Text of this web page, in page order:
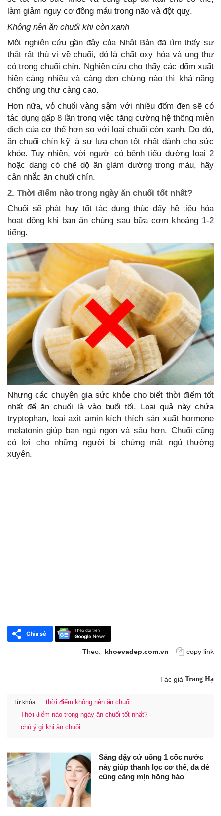
làm giảm nguy cơ đông máu trong não và đột quỵ.
Không nên ăn chuối khi còn xanh
Một nghiên cứu gần đây của Nhật Bản đã tìm thấy sự
thật rất thú vị về chuối, đó là chất oxy hóa và ung thư
có trong chuối chín. Nghiên cứu cho thấy các đốm xuất
hiện càng nhiều và càng đen chừng nào thì khả năng
chống ung thư càng cao.
Hơn nữa, vỏ chuối vàng sậm với nhiều đốm đen sẽ có
tác dụng gấp 8 lần trong việc tăng cường hệ thống miễn
dịch của cơ thể hơn so với loại chuối còn xanh. Do đó,
ăn chuối chín kỹ là sự lựa chọn tốt nhất dành cho sức
khỏe. Tuy nhiên, với người có bệnh tiểu đường loại 2
hoặc đang có chế độ ăn giảm đường trong máu, hãy
cân nhắc ăn chuối chín.
2. Thời điểm nào trong ngày ăn chuối tốt nhất?
Chuối sẽ phát huy tốt tác dụng thúc đẩy hệ tiêu hóa
hoạt động khi bạn ăn chúng sau bữa cơm khoảng 1-2
tiếng.
Nhưng các chuyên gia sức khỏe cho biết thời điểm tốt
nhất để ăn chuối là vào buổi tối. Loại quả này chứa
tryptophan, loại axit amin kích thích sản xuất hormone
melatonin giúp bạn ngủ ngon và sâu hơn. Chuối cũng
có lợi cho những người bị chứng mất ngủ thường
xuyên.
Theo: khoevadep.com.vn copy link
Tác giả:Trang Hạ
Từ khóa:
thời điểm không nên ăn chuối
Thời điểm nào trong ngày ăn chuối tốt nhất?
chú ý gì khi ăn chuối
Sáng dậy cứ uống 1 cốc nước
này giúp thanh lọc cơ thể, da dẻ
cũng căng mịn hồng hào